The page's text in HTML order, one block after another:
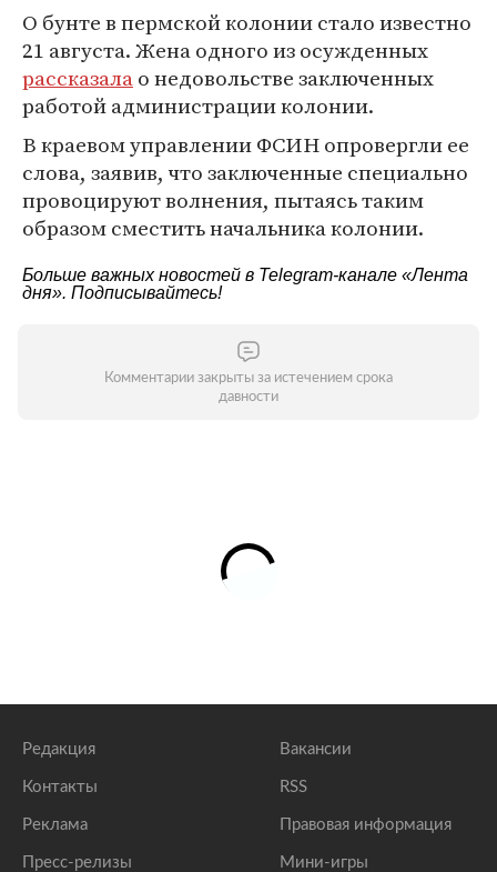
О бунте в пермской колонии стало известно
21 августа. Жена одного из осужденных
рассказалао недовольстве заключенных
работой администрации колонии.
В краевом управлении ФСИН опровергли ее
слова, заявив, что заключенные специально
провоцируют волнения, пытаясь таким
образом сместить начальника колонии.
Больше важных новостей в Telegram-канале «Лента
дня». Подписывайтесь!
Комментарии закрыты за истечением срока
давности
Редакция
Контакты
Реклама
Пресс-релизы
Вакансии
RSS
Правовая информация
Мини-игры